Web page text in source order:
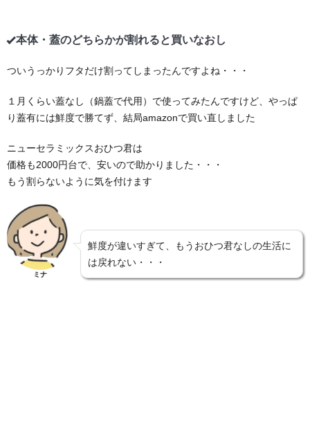
本体・蓋のどちらかが割れると買いなおし
ついうっかりフタだけ割ってしまったんですよね・・・
１月くらい蓋なし（鍋蓋で代用）で使ってみたんですけど、やっぱ
り蓋有には鮮度で勝てず、結局amazonで買い直しました
ニューセラミックスおひつ君は
価格も2000円台で、安いので助かりました・・・
もう割らないように気を付けます
ミナ
鮮度が違いすぎて、もうおひつ君なしの生活に
は戻れない・・・